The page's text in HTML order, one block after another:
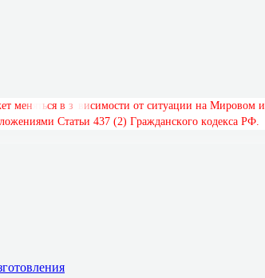
ет мен ься в з исимости от ситуации на Мировом и
ложениями Статьи 437 (2) Гражданского кодекса РФ.